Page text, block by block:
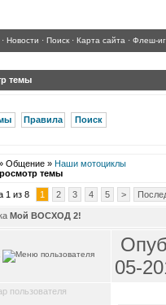
· Новости · Поиск · Карта сайта · Флеш-
темы
Правила Поиск
Общение » Наши мотоциклы
темы
1 из 8 1 2 3 4 5 >
Мой ВОСХОД 2!
05-